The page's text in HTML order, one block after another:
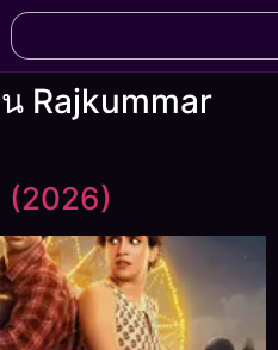
Rajkummar
(2026)